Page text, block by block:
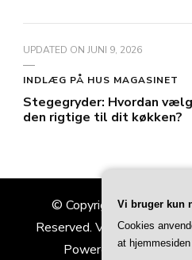
UPDATED ON JUNI 9, 2026
INDLÆG PÅ HUS MAGASINET
Stegegryder: Hvordan
den rigtige til dit køkken?
© Copyright 2026Hus
Reserved. Vilva |
Powered by
Vi bruger kun
Cookies
at